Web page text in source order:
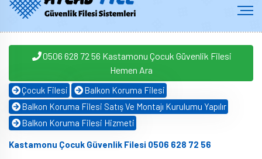
0506 628 72 56 Kastamonu Çocuk Güvenlik Filesi
Hemen Ara
Çocuk Filesi
Balkon Koruma Filesi
Balkon Koruma Filesi Satış Ve Montajı Kurulumu Yapılır
Balkon Koruma Filesi Hizmeti
Kastamonu Çocuk Güvenlik Filesi 0506 628 72 56